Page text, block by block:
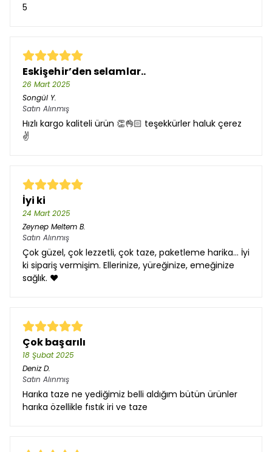
5
Eskişehir’den selamlar..
26 Mart 2025
Songül Y.
Satın Alınmış
Hızlı kargo kaliteli ürün 👏👌🏻 teşekkürler haluk çerez
✌️
İyi ki
24 Mart 2025
Zeynep Meltem B.
Satın Alınmış
Çok güzel, çok lezzetli, çok taze, paketleme harika... İyi
ki sipariş vermişim. Ellerinize, yüreğinize, emeğinize
sağlık. ❤️
Çok başarılı
18 Şubat 2025
Deniz D.
Satın Alınmış
Harıka taze ne yediğimiz belli aldığım bütün ürünler
harıka özellikle fıstık iri ve taze